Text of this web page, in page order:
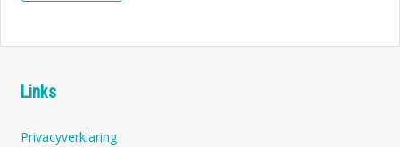
Links
Privacyverklaring